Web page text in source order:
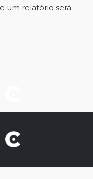
um relatório será